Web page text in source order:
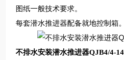
图纸一般技术要求。
每套潜水推进器配备就地控制箱。
不排水安装潜水推进器QJB4/4-